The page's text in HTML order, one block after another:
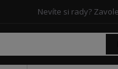
Nevíte si rady?